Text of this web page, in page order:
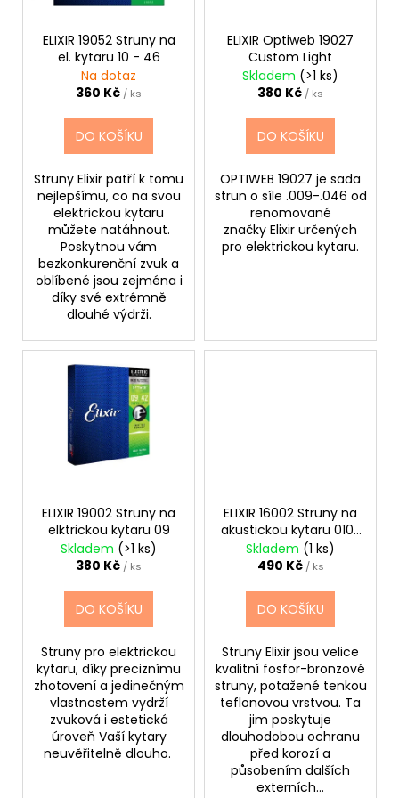
ELIXIR 19052 Struny na
el. kytaru 10 - 46
Na dotaz
360 Kč / ks
DO KOŠÍKU
Struny Elixir patří k tomu
nejlepšímu, co na svou
elektrickou kytaru
můžete natáhnout.
Poskytnou vám
bezkonkurenční zvuk a
oblíbené jsou zejména i
díky své extrémně
dlouhé výdrži.
ELIXIR Optiweb 19027
Custom Light
Skladem (>1 ks)
380 Kč / ks
DO KOŠÍKU
OPTIWEB 19027 je sada
strun o síle .009-.046 od
renomované
značky Elixir určených
pro elektrickou kytaru.
ELIXIR 19002 Struny na
elktrickou kytaru 09
Skladem (>1 ks)
380 Kč / ks
DO KOŠÍKU
Struny pro elektrickou
kytaru, díky preciznímu
zhotovení a jedinečným
vlastnostem vydrží
zvuková i estetická
úroveň Vaší kytary
neuvěřitelně dlouho.
ELIXIR 16002 Struny na
akustickou kytaru 010-
047
Skladem (1 ks)
490 Kč / ks
DO KOŠÍKU
Struny Elixir jsou velice
kvalitní fosfor-bronzové
struny, potažené tenkou
teflonovou vrstvou. Ta
jim poskytuje
dlouhodobou ochranu
před korozí a
působením dalších
externích...
HLEDAT
o
DREADNOUGHT
AKUSTICKÁ
KYTARA
600
Kč